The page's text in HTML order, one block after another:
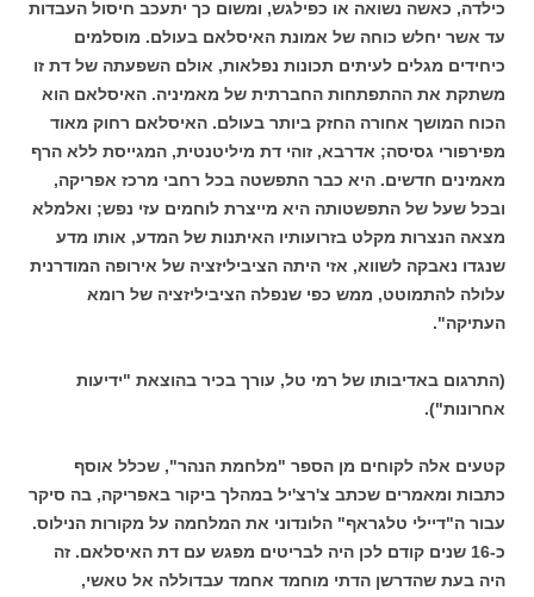
כילדה, כאשה נשואה או כפילגש, ומשום כך יתעכב חיסול העבדות
עד אשר יחלש כוחה של אמונת האיסלאם בעולם. מוסלמים
כיחידים מגלים לעיתים תכונות נפלאות, אולם השפעתה של דת זו
משתקת את ההתפתחות החברתית של מאמיניה. האיסלאם הוא
הכוח המושך אחורה החזק ביותר בעולם. האיסלאם רחוק מאוד
מפירפורי גסיסה; אדרבא, זוהי דת מיליטנטית, המגייסת ללא הרף
מאמינים חדשים. היא כבר התפשטה בכל רחבי מרכז אפריקה,
ובכל שעל של התפשטותה היא מייצרת לוחמים עזי נפש; ואלמלא
מצאה הנצרות מקלט בזרועותיו האיתנות של המדע, אותו מדע
שנגדו נאבקה לשווא, אזי היתה הציביליזציה של אירופה המודרנית
עלולה להתמוטט, ממש כפי שנפלה הציביליזציה של רומא
העתיקה".
(התרגום באדיבותו של רמי טל, עורך בכיר בהוצאת "ידיעות
אחרונות").
קטעים אלה לקוחים מן הספר "מלחמת הנהר", שכלל אוסף
כתבות ומאמרים שכתב צ'רצ'יל במהלך ביקור באפריקה, בה סיקר
עבור ה"דיילי טלגראף" הלונדוני את המלחמה על מקורות הנילוס.
כ-16 שנים קודם לכן היה לבריטים מפגש עם דת האיסלאם. זה
היה בעת שהדרשן הדתי מוחמד אחמד עבדוללה אל טאשי,